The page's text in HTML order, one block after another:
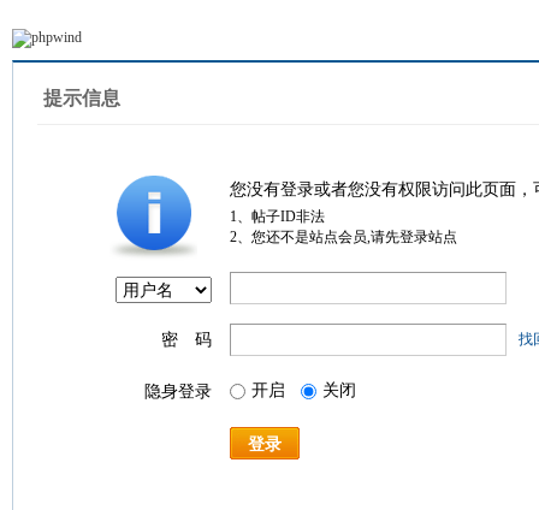
提示信息
您没有登录或者您没有权限访问此页面
1、帖子ID非法
2、您还不是站点会员,请先登录站点
密 码 找
隐身登录 开启 关闭
登录